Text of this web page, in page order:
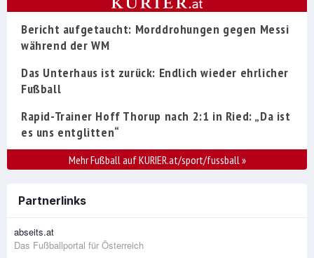
Bericht aufgetaucht: Morddrohungen gegen Messi
während der WM
Das Unterhaus ist zurück: Endlich wieder ehrlicher
Fußball
Rapid-Trainer Hoff Thorup nach 2:1 in Ried: „Da ist
es uns entglitten“
Mehr Fußball auf KURIER.at/sport/fussball»
Partnerlinks
abseits.at
Das Fußballportal für Österreich